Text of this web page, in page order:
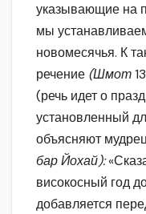
указывающие на
мы
новомесячья. К
речение (Шмот
(речь идет о
установленный
объясняют
бар Йохай):
високосный год
добавляется